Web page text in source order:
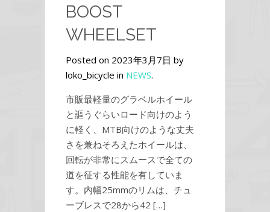
BOOST
WHEELSET
Posted on 2023年3月7日 by
loko_bicycle in NEWS.
市販最軽量のグラベルホイール
と謳うぐらいロード向けのよう
に軽く、MTB向けのような丈夫
さを兼ねそろえたホイールは、
回転が非常にスムースで全ての
道を征する性能を有していま
す。内幅25mmのリムは、チュ
ーブレスで28から42 […]